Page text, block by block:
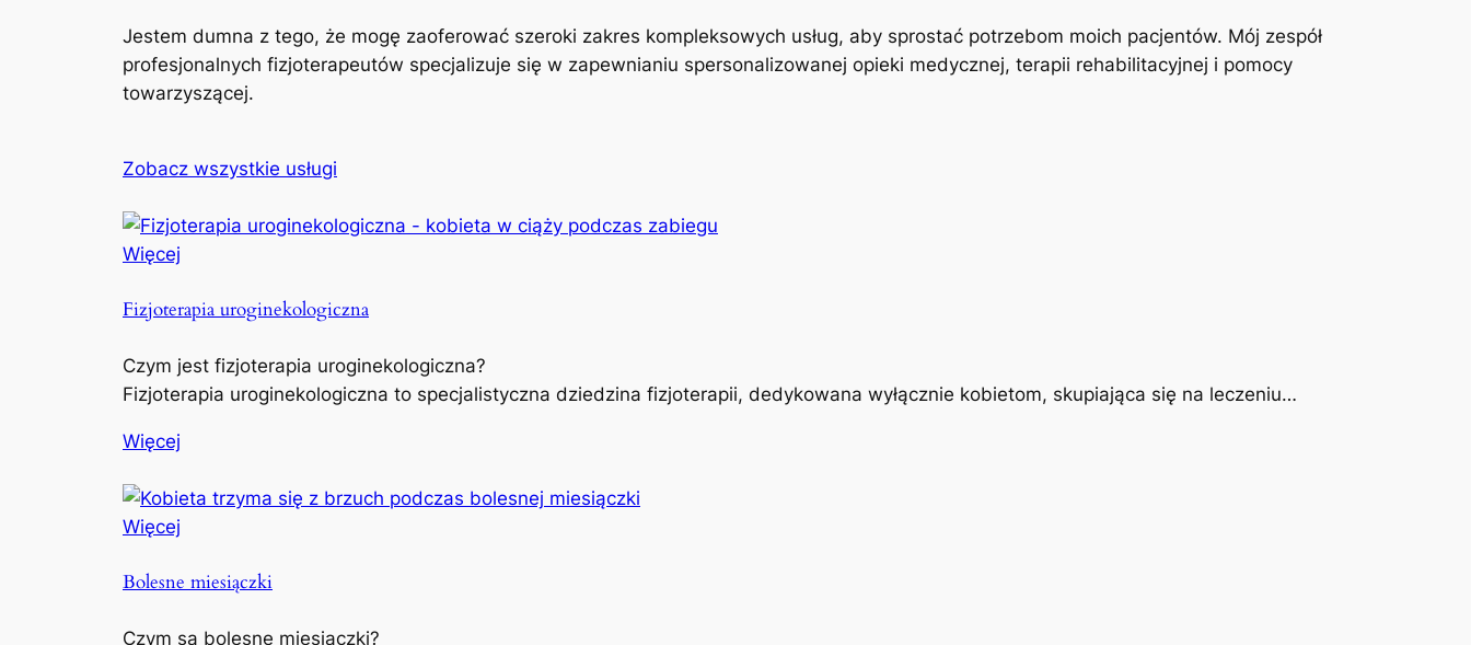
Jestem dumna z tego, że mogę zaoferować szeroki zakres kompleksowych usług, aby sprostać potrzebom moich pacjentów. Mój zespół
profesjonalnych fizjoterapeutów specjalizuje się w zapewnianiu spersonalizowanej opieki medycznej, terapii rehabilitacyjnej i pomocy
towarzyszącej.
Zobacz wszystkie usługi
Więcej
Fizjoterapia uroginekologiczna
Czym jest fizjoterapia uroginekologiczna?
Fizjoterapia uroginekologiczna to specjalistyczna dziedzina fizjoterapii, dedykowana wyłącznie kobietom, skupiająca się na leczeniu…
Więcej
Więcej
Bolesne miesiączki
Czym są bolesne miesiączki?